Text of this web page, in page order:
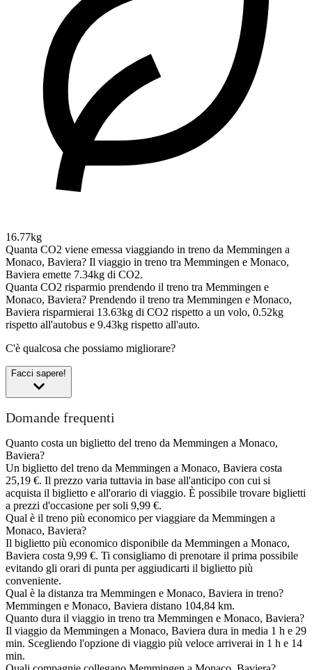
16.77kg
Quanta CO2 viene emessa viaggiando in treno da Memmingen a
Monaco, Baviera? Il viaggio in treno tra Memmingen e Monaco,
Baviera emette 7.34kg di CO2.
Quanta CO2 risparmio prendendo il treno tra Memmingen e
Monaco, Baviera? Prendendo il treno tra Memmingen e Monaco,
Baviera risparmierai 13.63kg di CO2 rispetto a un volo, 0.52kg
rispetto all'autobus e 9.43kg rispetto all'auto.
C'è qualcosa che possiamo migliorare?
Facci sapere!
Domande frequenti
Quanto costa un biglietto del treno da Memmingen a Monaco,
Baviera?
Un biglietto del treno da Memmingen a Monaco, Baviera costa
25,19 €. Il prezzo varia tuttavia in base all'anticipo con cui si
acquista il biglietto e all'orario di viaggio. È possibile trovare biglietti
a prezzi d'occasione per soli 9,99 €.
Qual è il treno più economico per viaggiare da Memmingen a
Monaco, Baviera?
Il biglietto più economico disponibile da Memmingen a Monaco,
Baviera costa 9,99 €. Ti consigliamo di prenotare il prima possibile
evitando gli orari di punta per aggiudicarti il biglietto più
conveniente.
Qual è la distanza tra Memmingen e Monaco, Baviera in treno?
Memmingen e Monaco, Baviera distano 104,84 km.
Quanto dura il viaggio in treno tra Memmingen e Monaco, Baviera?
Il viaggio da Memmingen a Monaco, Baviera dura in media 1 h e 29
min. Scegliendo l'opzione di viaggio più veloce arriverai in 1 h e 14
min.